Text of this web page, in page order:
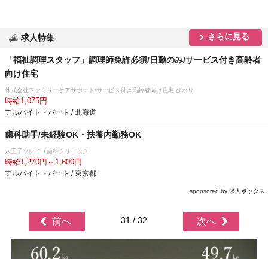
求人特集 さらに見る
「福祉調理スタッフ」調理師免許必須/日勤のみ/サービス付き高齢者
向け住宅
株式会社ファミリーケアサポート/サービス付き高齢者向け住宅 ひかり
時給1,075円
アルバイト・パート / 北海道
歯科助手/未経験OK・扶養内勤務OK
八王子ソレイユ歯科クリニック
時給1,270円～1,600円
アルバイト・パート / 東京都
sponsored by 求人ボックス
前へ 31 / 32 次へ